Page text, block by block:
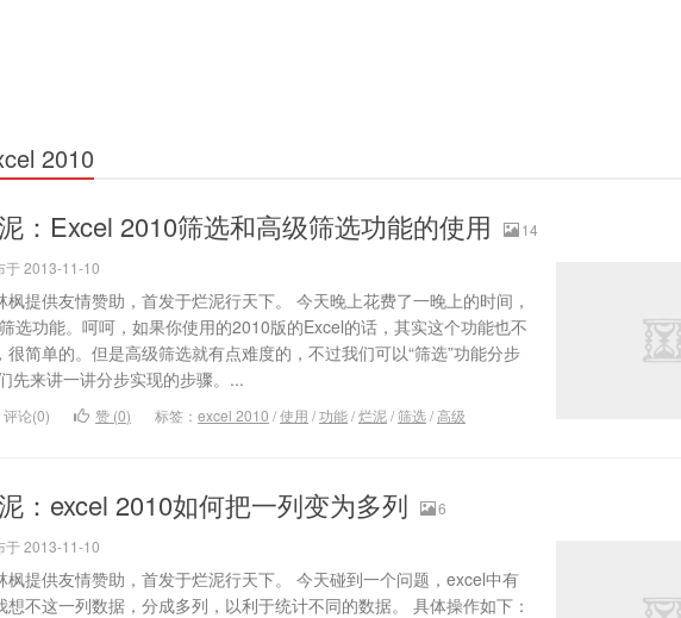
2010
：Excel 2010筛选和高级筛选功能的使用
14
于 2013-11-10
枫提供友情赞助，首发于烂泥行天下。 今天晚上花费了一晚上的时间，
选功能。呵呵，如果你使用的2010版的Excel的话，其实这个功能也不
很简单的。但是高级筛选就有点难度的，不过我们可以“筛选”功能分步
先来讲一讲分步实现的步骤。...
评论(0) 赞 (0) 标签： excel 2010 /使用 /功能/烂泥/筛选/高级
：excel 2010如何把一列变为多列
6
于 2013-11-10
枫提供友情赞助，首发于烂泥行天下。 今天碰到一个问题，excel中有
想不这一列数据，分成多列，以利于统计不同的数据。 具体操作如下：